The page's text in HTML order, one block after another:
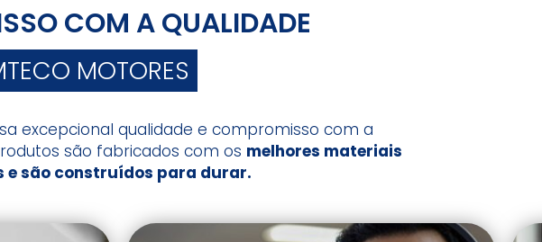
COM A QUALIDADE
MOTORES
excepcional qualidade e compromisso com a
são fabricados com os melhores materiais
e são construídos para durar.